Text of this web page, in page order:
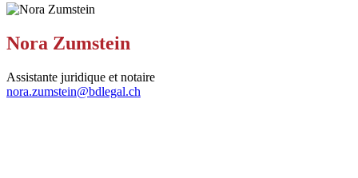
Nora Zumstein
Assistante juridique et notaire
nora.zumstein@bdlegal.ch